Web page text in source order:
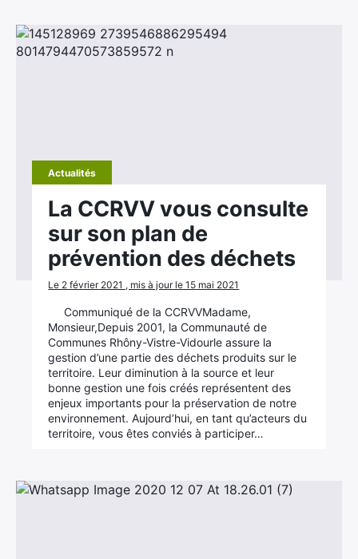
Actualités
La CCRVV vous consulte
sur son plan de
prévention des déchets
Le 2 février 2021 , mis à jour le 15 mai 2021
Communiqué de la CCRVVMadame,
Monsieur,Depuis 2001, la Communauté de
Communes Rhôny-Vistre-Vidourle assure la
gestion d’une partie des déchets produits sur le
territoire. Leur diminution à la source et leur
bonne gestion une fois créés représentent des
enjeux importants pour la préservation de notre
environnement. Aujourd’hui, en tant qu’acteurs du
territoire, vous êtes conviés à participer…